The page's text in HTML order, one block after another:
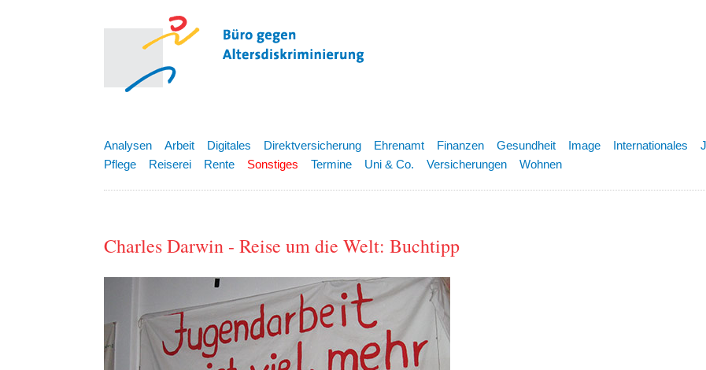
Analysen Arbeit Digitales Direktversicherung Ehrenamt Finanzen Gesundheit Image Internationales
Pflege
Reiserei Rente Sonstiges Termine Uni & Co. Versicherungen Wohnen
Charles Darwin - Reise um die Welt: Buchtipp